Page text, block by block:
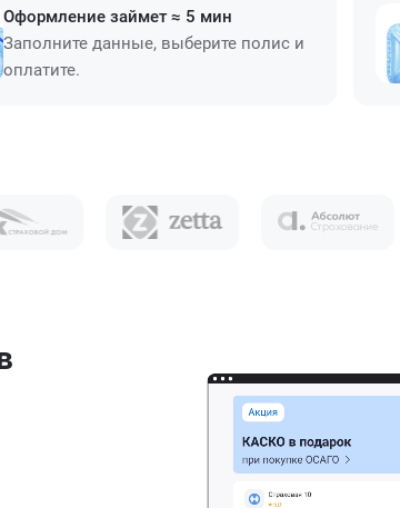
Оформление займет ≈ 5 мин
Заполните данные, выберите полис и
оплатите.